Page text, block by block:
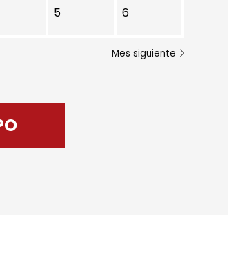
5 6
Mes siguiente